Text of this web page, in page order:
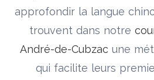
approfondir la langue
trouvent dans notre
André-de-Cubzacune
qui facilite leurs